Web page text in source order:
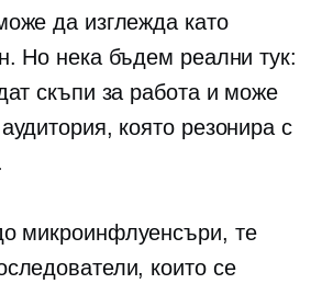
да изглежда като
Но нека бъдем реални тук:
скъпи за работа и може
която резонира с
микроинфлуенсъри, те
които се